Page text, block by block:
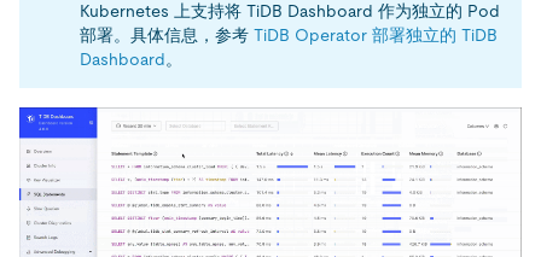
Kubernetes 上支持将 TiDB Dashboard 作为独立的 Pod
部署。具体信息，参考 TiDB Operator 部署独立的 TiDB
Dashboard。